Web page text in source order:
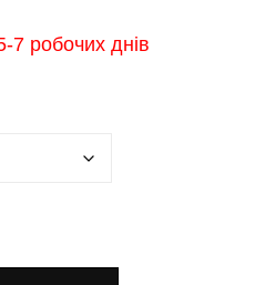
7 робочих днів